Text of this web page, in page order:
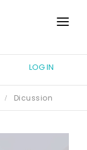
LOG IN
Dicussion